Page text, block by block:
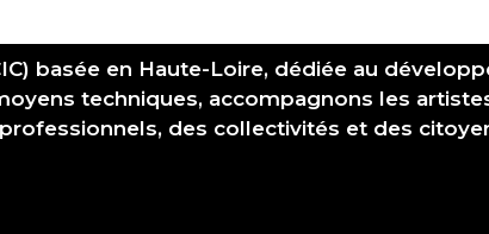
basée en Haute-Loire, dédiée au
techniques, accompagnons les
des collectivités et des